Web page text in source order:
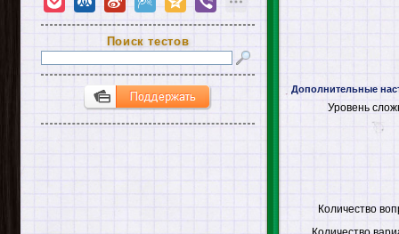
Дополнительные
Уровень
Количество
Поиск тестов